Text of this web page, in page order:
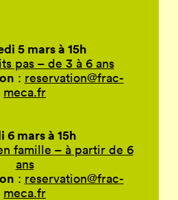
5 mars à 15h
pas – de 3 à 6 ans
: reservation@frac-
meca.fr
6 mars à 15h
famille – à partir de 6
ans
: reservation@frac-
meca.fr